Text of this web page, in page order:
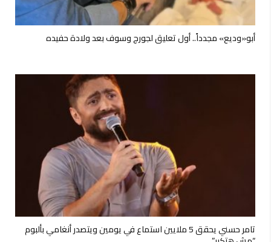
أبو«وديع» مجدداً.. أول تعليق لجورج وسوف بعد ولادة حفيده
تامر حسني يحقق 5 ملايين استماع في يومين ويتصدر أنغامي بألبوم